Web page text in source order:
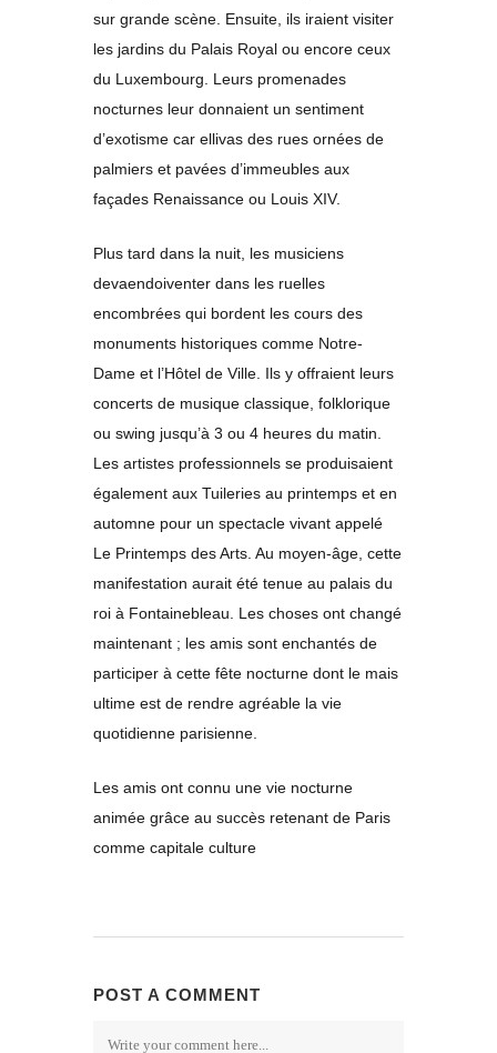
sur grande scène. Ensuite, ils iraient visiter
les jardins du Palais Royal ou encore ceux
du Luxembourg. Leurs promenades
nocturnes leur donnaient un sentiment
d’exotisme car ellivas des rues ornées de
palmiers et pavées d’immeubles aux
façades Renaissance ou Louis XIV.
Plus tard dans la nuit, les musiciens
devaendoiventer dans les ruelles
encombrées qui bordent les cours des
monuments historiques comme Notre-
Dame et l’Hôtel de Ville. Ils y offraient leurs
concerts de musique classique, folklorique
ou swing jusqu’à 3 ou 4 heures du matin.
Les artistes professionnels se produisaient
également aux Tuileries au printemps et en
automne pour un spectacle vivant appelé
Le Printemps des Arts. Au moyen-âge, cette
manifestation aurait été tenue au palais du
roi à Fontainebleau. Les choses ont changé
maintenant ; les amis sont enchantés de
participer à cette fête nocturne dont le mais
ultime est de rendre agréable la vie
quotidienne parisienne.
Les amis ont connu une vie nocturne
animée grâce au succès retenant de Paris
comme capitale culture
POST A COMMENT